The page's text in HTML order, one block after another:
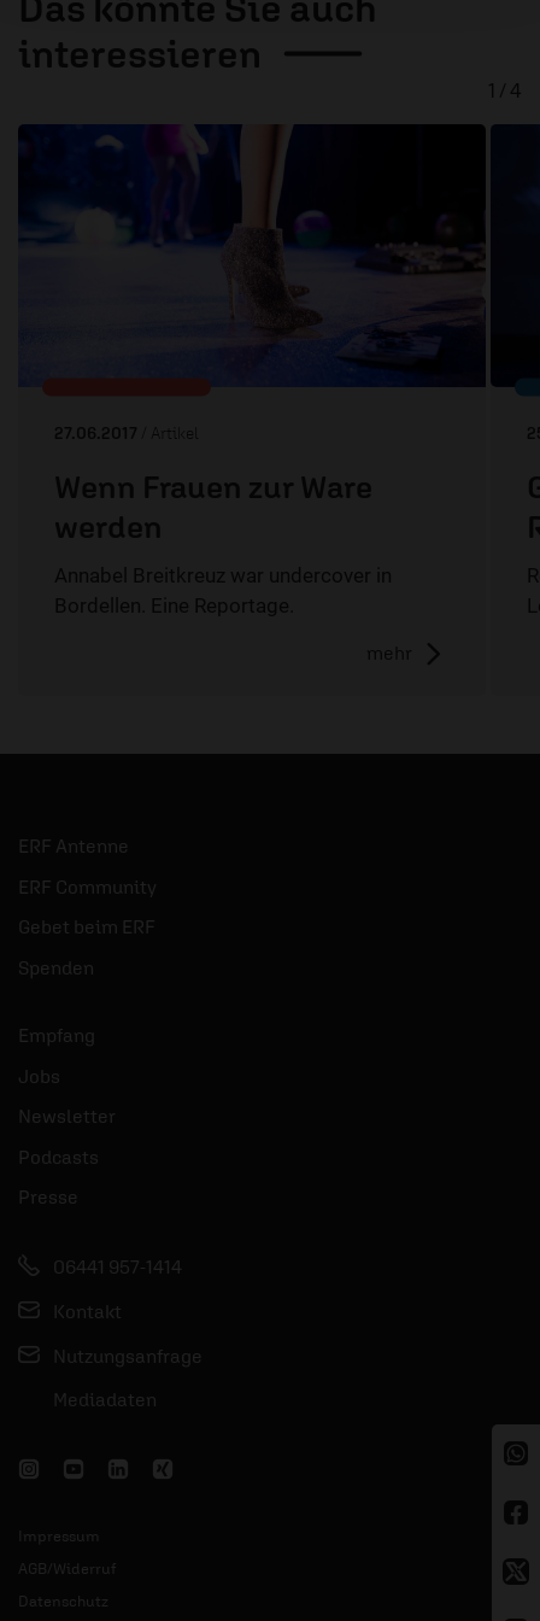
interessieren
27.06.2017 / Artikel
Wenn Frauen zur Ware
werden
Annabel Breitkreuz war undercover in
Bordellen. Eine Reportage.
mehr
1 / 4
ERF Antenne
ERF Community
Gebet beim ERF
Spenden
Empfang
Jobs
Newsletter
Podcasts
Presse
06441 957-1414
Kontakt
Nutzungsanfrage
Mediadaten
Impressum
AGB/Widerruf
Datenschutz